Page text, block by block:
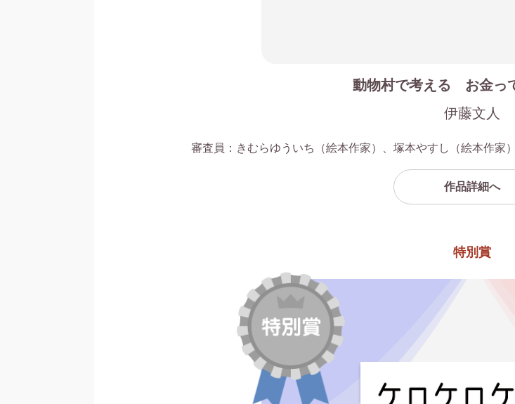
動物村で考える お金っ
伊藤文人
審査員：きむらゆういち（絵本作家）、塚本やすし（絵本作家
作品詳細へ
特別賞